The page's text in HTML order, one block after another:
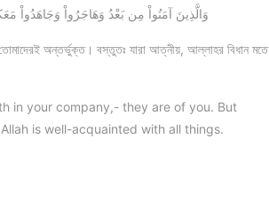
(75 وَالَّذِينَ آمَنُواْ مِن بَعْدُ وَهَاجَرُواْ
তোমাদেরই অন্তর্ভুক্ত। বস্তুতঃ যারা আত্নীয়, আল্লাহর বিধান মতে
in your company,- they are of you. But
is well-acquainted with all things.